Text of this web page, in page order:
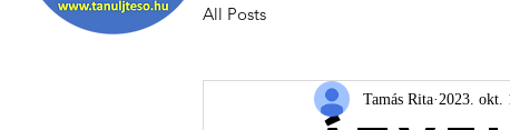
All Posts
Tamás Rita 2023. okt.